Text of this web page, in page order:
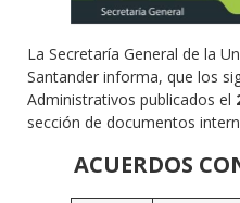
La Secretaría General de la
Santander informa, que los
Administrativos publicados el
sección de documentos
ACUERDOS